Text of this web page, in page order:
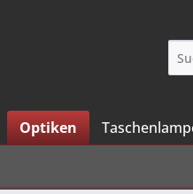
Optiken